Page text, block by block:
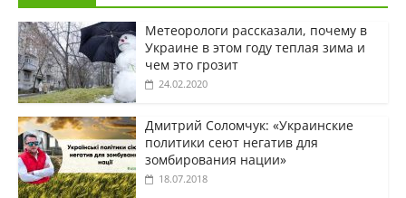
Метеорологи рассказали, почему в
Украине в этом году теплая зима и
чем это грозит
24.02.2020
Дмитрий Соломчук: «Украинские
политики сеют негатив для
зомбирования нации»
18.07.2018